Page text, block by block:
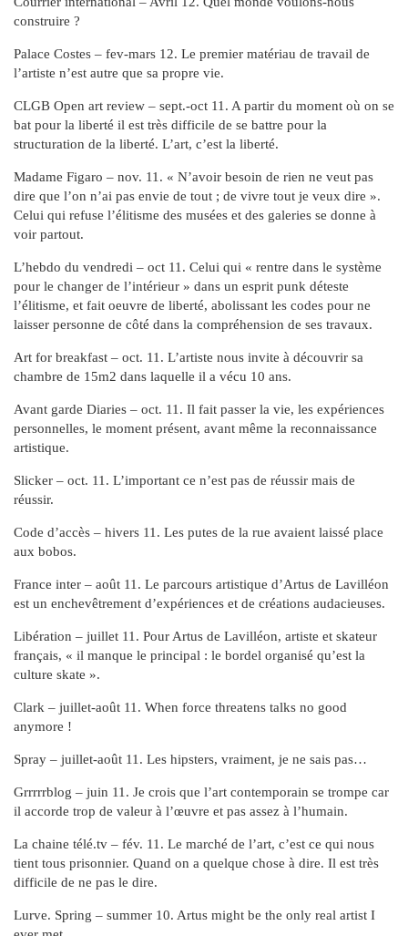
construire ?
Palace Costes – fev-mars 12. Le premier matériau de travail de
l’artiste n’est autre que sa propre vie.
CLGB Open art review – sept.-oct 11. A partir du moment où on se
bat pour la liberté il est très difficile de se battre pour la
structuration de la liberté. L’art, c’est la liberté.
Madame Figaro – nov. 11. « N’avoir besoin de rien ne veut pas
dire que l’on n’ai pas envie de tout ; de vivre tout je veux dire ».
Celui qui refuse l’élitisme des musées et des galeries se donne à
voir partout.
L’hebdo du vendredi – oct 11. Celui qui « rentre dans le système
pour le changer de l’intérieur » dans un esprit punk déteste
l’élitisme, et fait oeuvre de liberté, abolissant les codes pour ne
laisser personne de côté dans la compréhension de ses travaux.
Art for breakfast – oct. 11. L’artiste nous invite à découvrir sa
chambre de 15m2 dans laquelle il a vécu 10 ans.
Avant garde Diaries – oct. 11. Il fait passer la vie, les expériences
personnelles, le moment présent, avant même la reconnaissance
artistique.
Slicker – oct. 11. L’important ce n’est pas de réussir mais de
réussir.
Code d’accès – hivers 11. Les putes de la rue avaient laissé place
aux bobos.
France inter – août 11. Le parcours artistique d’Artus de Lavilléon
est un enchevêtrement d’expériences et de créations audacieuses.
Libération – juillet 11. Pour Artus de Lavilléon, artiste et skateur
français, « il manque le principal : le bordel organisé qu’est la
culture skate ».
Clark – juillet-août 11. When force threatens talks no good
anymore !
Spray – juillet-août 11. Les hipsters, vraiment, je ne sais pas…
Grrrrrblog – juin 11. Je crois que l’art contemporain se trompe car
il accorde trop de valeur à l’œuvre et pas assez à l’humain.
La chaine télé.tv – fév. 11. Le marché de l’art, c’est ce qui nous
tient tous prisonnier. Quand on a quelque chose à dire. Il est très
difficile de ne pas le dire.
Lurve. Spring – summer 10. Artus might be the only real artist I